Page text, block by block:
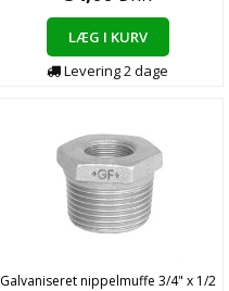
LÆG I KURV
Levering 2 dage
Galvaniseret nippelmuffe 3/4" x 1/2